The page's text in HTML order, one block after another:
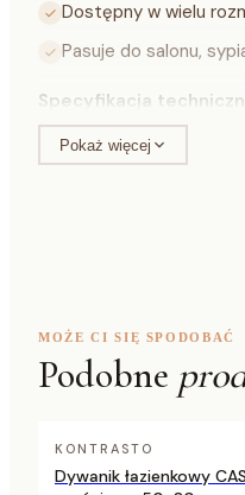
Dostępny w wielu
Pasuje do salonu,
Specyfikacja
Materiał
Pokaż więcej
MOŻE CI SIĘ SPODOBAĆ
Podobne
KONTRASTO
Dywanik łazienkowy